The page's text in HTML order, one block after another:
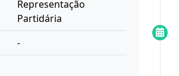
Representação
Partidária
-